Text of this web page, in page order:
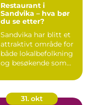
Restaurant i
Sandvika – hva bør
du se etter?
Sandvika har blitt et
attraktivt område for
både lokalbefolkning
og besøkende som...
31. okt